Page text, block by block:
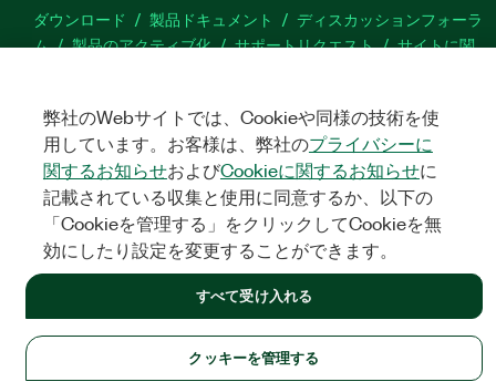
ダウンロード 製品ドキュメント
ディスカッションフォーラ
ム
製品のアクティブ化 サポートリクエスト
サイトに関
TwitterYouTube
法令関連情報|IMPRINT|プライバシー|クッキーを管理する
NATIONAL INSTRUMENTS CORP. ALL RIGHTS RESERVED.
弊社のWebサイトでは、Cookieや同様の技術を使
用しています。お客様は、弊社のプライバシーに
関するお知らせおよびCookieに関するお知らせに
記載されている収集と使用に同意するか、以下の
「Cookieを管理する」をクリックしてCookieを無
効にしたり設定を変更することができます。
クッキーを管理する
すべて受け入れる